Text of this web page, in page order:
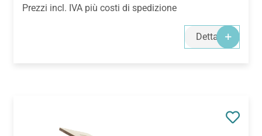
Prezzi incl. IVA più costi di spedizione
Dettagli